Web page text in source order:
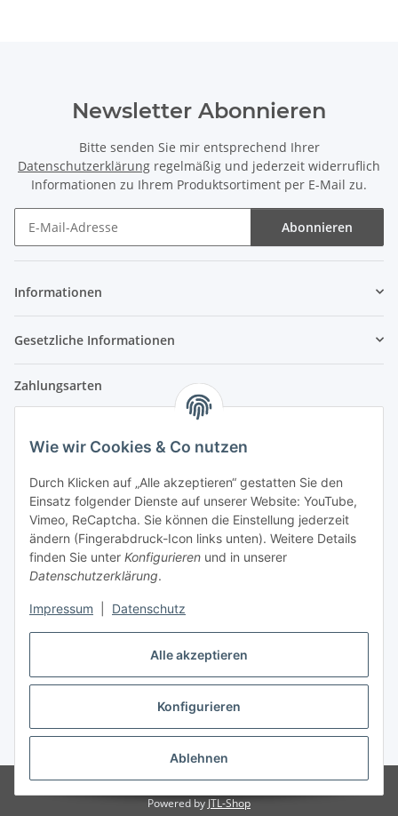
Alle akzeptieren
Konfigurieren
Ablehnen
Wie wir Cookies & Co nutzen
Durch Klicken auf „Alle akzeptieren“ gestatten Sie den
Einsatz folgender Dienste auf unserer Website: YouTube,
Vimeo, ReCaptcha. Sie können die Einstellung jederzeit
ändern (Fingerabdruck-Icon links unten). Weitere Details
finden Sie unter Konfigurieren und in unserer
Datenschutzerklärung.
Impressum Datenschutz
Newsletter Abonnieren
Bitte senden Sie mir entsprechend Ihrer
Datenschutzerklärung regelmäßig und jederzeit widerruflich
Informationen zu Ihrem Produktsortiment per E-Mail zu.
Abonnieren
Informationen
Gesetzliche Informationen
Zahlungsarten
Versandpartner
Partner
* Alle Preise inkl. gesetzlicher USt., zzgl.
Powered by JTL-Shop